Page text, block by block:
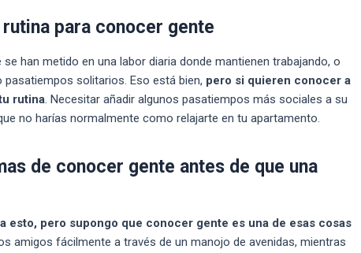
para conocer gente
han metido en una labor diaria donde mantienen trabajando, o
solitarios. Eso está bien, pero si quieren conocer a
rutina. Necesitar añadir algunos pasatiempos más sociales a su
no harías normalmente como relajarte en tu apartamento.
de conocer gente antes de que una
esto, pero supongo que conocer gente es una de esas cosas
amigos fácilmente a través de un manojo de avenidas, mientras